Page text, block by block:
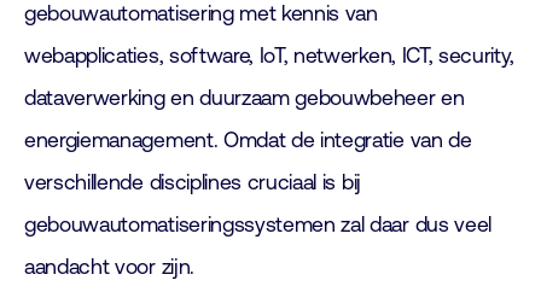
gebouwautomatisering met kennis van
webapplicaties, software, IoT, netwerken, ICT, security,
dataverwerking en duurzaam gebouwbeheer en
energiemanagement. Omdat de integratie van de
verschillende disciplines cruciaal is bij
gebouwautomatiseringssystemen zal daar dus veel
aandacht voor zijn.